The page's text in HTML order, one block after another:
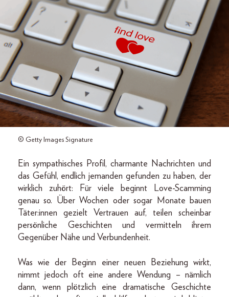
© Getty Images Signature
Ein sympathisches Profil, charmante Nachrichten und
das Gefühl, endlich jemanden gefunden zu haben, der
wirklich zuhört: Für viele beginnt Love-Scamming
genau so. Über Wochen oder sogar Monate bauen
Täter:innen gezielt Vertrauen auf, teilen scheinbar
persönliche Geschichten und vermitteln ihrem
Gegenüber Nähe und Verbundenheit.
Was wie der Beginn einer neuen Beziehung wirkt,
nimmt jedoch oft eine andere Wendung – nämlich
dann, wenn plötzlich eine dramatische Geschichte